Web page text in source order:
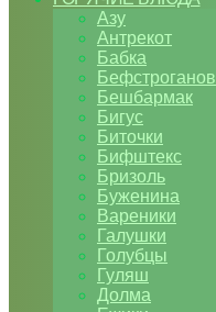
Азу
Антрекот
Бабка
Бефстроганов
Бешбармак
Бигус
Биточки
Бифштекс
Бризоль
Буженина
Вареники
Галушки
Голубцы
Гуляш
Долма